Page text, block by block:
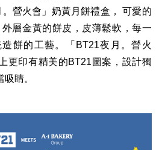
。營火會」奶黃月餅禮盒，
可愛的
外層金黃的餅皮， 皮薄鬆軟，每一
餅的工藝。
「 BT21夜月。營火
更印有精美的BT21 圖案，設計獨
睛。